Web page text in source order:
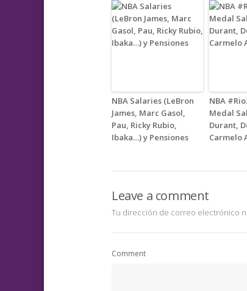
NBA Salaries (LeBron
James, Marc Gasol,
Pau, Ricky Rubio,
Ibaka…) y Pensiones
NBA
Medal
Durant,
Carmelo
Leave a comment
Tu dirección de correo electrónico
Comment